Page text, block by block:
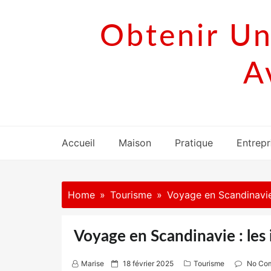
Obtenir
Accueil Maison Pratique
Home Tourisme Voyage en
Voyage en Scandinavie :
Marise
P 18 février 2025 Tourisme No